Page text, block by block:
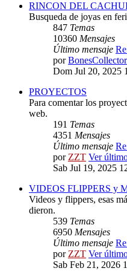
RINCON DEL
Busqueda de joyas en
847 Temas
10360 Mensajes
Último mensaje
porBonesCollector
Dom Jul 20, 2025
PROYECTOS
Para comentar los
web.
191 Temas
4351 Mensajes
Último mensaje
porZZT Ver
Sab Jul 19, 2025
VIDEOS FLIPPERS y
Videos y flippers, esas
dieron.
539 Temas
6950 Mensajes
Último mensaje
porZZT Ver
Sab Feb 21, 2026